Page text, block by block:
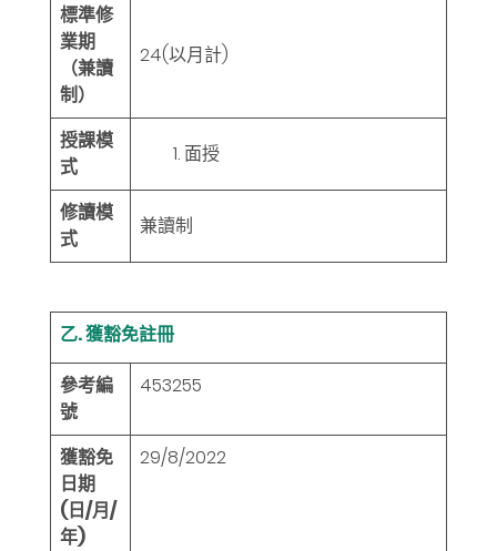
標準修
業期
（兼讀
制）
24(以月計)
授課模
式
面授
修讀模
式
兼讀制
乙. 獲豁免註冊
參考編
號
453255
獲豁免
日期
(日/月/
年)
29/8/2022